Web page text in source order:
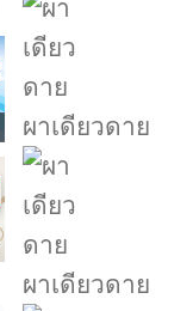
ผาเดียวดาย
ผาเดียวดาย